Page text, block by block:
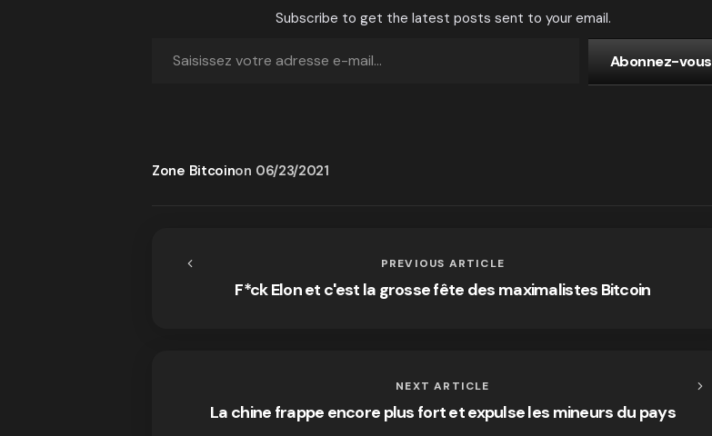
Subscribe to get the latest posts sent to your email.
Abonnez-vous
Zone Bitcoinon 06/23/2021
PREVIOUS ARTICLE
F*ck Elon et c'est la grosse fête des maximalistes Bitcoin
NEXT ARTICLE
La chine frappe encore plus fort et expulse les mineurs du pays